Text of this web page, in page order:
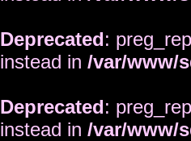
Deprecated:
instead in /var/www/
Deprecated:
instead in /var/www/